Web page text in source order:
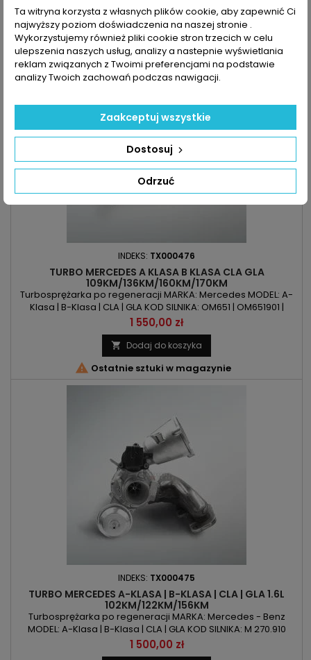
KOD SILNIKA: OM607 | K9K 430 | K9K 636 | K9K 780 | K9K 782 | K9K
832 | K9K 836 | K9K 837 | K9K 846 | K9K 896 | OM607 951
POJEMNOŚĆ: 1461 ccm 1.5DCI | 1.5d 111CDI | 1.5d...
 Dodaj do koszyka
Ostatnie sztuki w magazynie
INDEKS: TX000476
TURBO MERCEDES A KLASA B KLASA CLA GLA
109KM/136KM/160KM/170KM
Turbosprężarka po regeneracji MARKA: Mercedes MODEL: A-
Klasa | B-Klasa | CLA | GLA KOD SILNIKA: OM651 | OM651901 |
OM651930 POJEMNOŚĆ: 1796ccm 1.8d 180CDI 200CDI | 2143ccm
2.1d 220CDI MOC: 109KM/80kW | 136KM/100kW | 160KM/120kW |
170KM/125kW ROK PRODUKCJI: Od 2011r
Cena
1 550,00 zł
 Dodaj do koszyka
 Ostatnie sztuki w magazynie
INDEKS: TX000475
TURBO MERCEDES A-KLASA | B-KLASA | CLA | GLA 1.6L
102KM/122KM/156KM
Turbosprężarka po regeneracji MARKA: Mercedes - Benz
MODEL: A-Klasa | B-Klasa | CLA | GLA KOD SILNIKA: M 270.910
POJEMNOŚĆ: 1595ccm 1.6 lMOC: 102KM/75kW | 122KM/90kW |
156KM/115kW ROK PRODUKCJI: Od 2011r
Cena
1 500,00 zł
Ta witryna korzysta z własnych plików cookie, aby zapewnić Ci
najwyższy poziom doświadczenia na naszej stronie .
Wykorzystujemy również pliki cookie stron trzecich w celu
ulepszenia naszych usług, analizy a nastepnie wyświetlania
reklam związanych z Twoimi preferencjami na podstawie
analizy Twoich zachowań podczas nawigacji.
Odrzuć
Dostosuj
Zaakceptuj wszystkie